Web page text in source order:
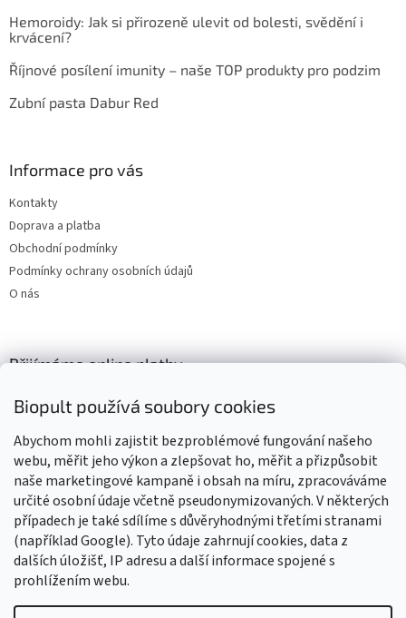
Biopult používá soubory cookies
Abychom mohli zajistit bezproblémové fungování našeho
webu, měřit jeho výkon a zlepšovat ho, měřit a přizpůsobit
naše marketingové kampaně i obsah na míru, zpracováváme
určité osobní údaje včetně pseudonymizovaných. V některých
případech je také sdílíme s důvěryhodnými třetími stranami
(například Google). Tyto údaje zahrnují cookies, data z
dalších úložišť, IP adresu a další informace spojené s
prohlížením webu.
Hemoroidy: Jak si přirozeně ulevit od bolesti, svědění i
krvácení?
Říjnové posílení imunity – naše TOP produkty pro podzim
Zubní pasta Dabur Red
Informace pro vás
Kontakty
Doprava a platba
Obchodní podmínky
Podmínky ochrany osobních údajů
O nás
Přijímáme online platby
Výrobky označené BIO jsou certifikované kontrolní organizací CZ-
BIO-003